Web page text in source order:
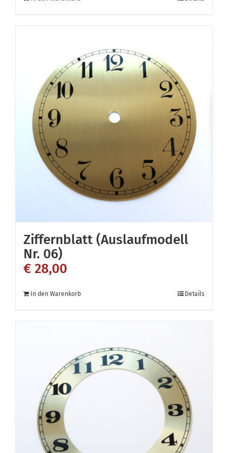
Ziffernblatt (Auslaufmodell
Nr. 06)
€ 28,00
In den Warenkorb Details